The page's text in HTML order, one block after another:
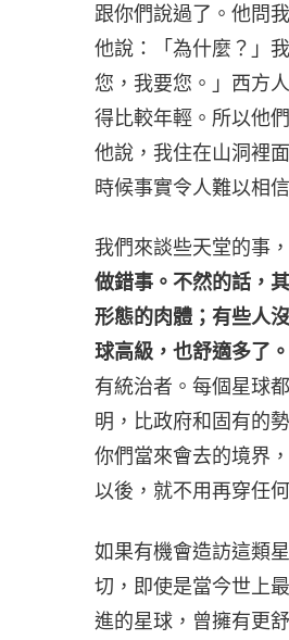
跟你們說過了。他問
他說：「為什麼？」
您，我要您。」西方
得比較年輕。所以他
他說，我住在山洞裡
時候事實令人難以相
我們來談些天堂的事
做錯事。不然的話，
形態的肉體；有些人
球高級，也舒適多了。
有統治者。每個星球
明，比政府和固有的
你們當來會去的境界
以後，就不用再穿任
如果有機會造訪這類
切，即使是當今世上
進的星球，曾擁有更